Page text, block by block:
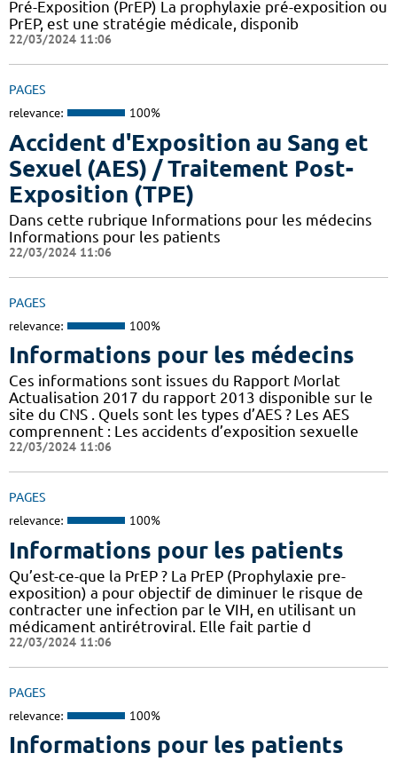
Pré-Exposition (PrEP) La prophylaxie pré-exposition ou
PrEP, est une stratégie médicale, disponib
22/03/2024 11:06
PAGES
relevance: 100%
Accident d'Exposition au Sang et
Sexuel (AES) / Traitement Post-
Exposition (TPE)
Dans cette rubrique Informations pour les médecins
Informations pour les patients
22/03/2024 11:06
PAGES
relevance: 100%
Informations pour les médecins
Ces informations sont issues du Rapport Morlat
Actualisation 2017 du rapport 2013 disponible sur le
site du CNS . Quels sont les types d’AES ? Les AES
comprennent : Les accidents d’exposition sexuelle
22/03/2024 11:06
PAGES
relevance: 100%
Informations pour les patients
Qu’est-ce-que la PrEP ? La PrEP (Prophylaxie pre-
exposition) a pour objectif de diminuer le risque de
contracter une infection par le VIH, en utilisant un
médicament antirétroviral. Elle fait partie d
22/03/2024 11:06
PAGES
relevance: 100%
Informations pour les patients